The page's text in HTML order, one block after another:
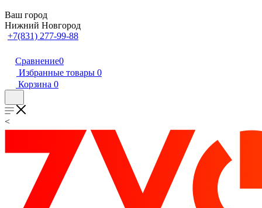
Ваш город
Нижний Новгород
+7(831) 277-99-88
Сравнение0
Избранные товары 0
Корзина 0
<